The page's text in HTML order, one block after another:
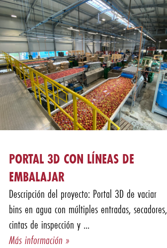
PORTAL 3D CON LÍNEAS DE
EMBALAJAR
Descripción del proyecto: Portal 3D de vaciar
bins en agua con múltiples entradas, secadores,
cintas de inspección y ...
Más información »